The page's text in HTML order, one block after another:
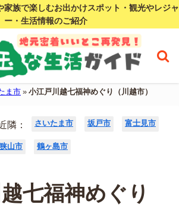
家族で楽しむお出かけスポット・観光やレジャ
ー・生活情報のご紹介
ま市 » 小江戸川越七福神めぐり（川越市）
隣： さいたま市 坂戸市 富士見市
狭山市 鶴ヶ島市
七福神めぐり